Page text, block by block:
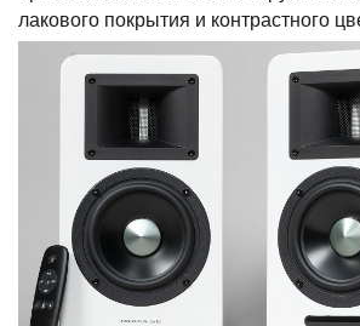
лакового покрытия и контрастного